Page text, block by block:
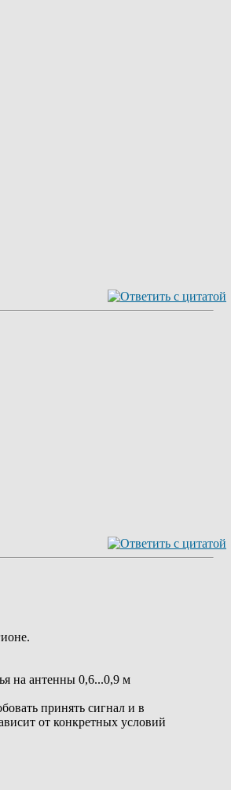
на антенны 0,6...0,9 м
принять сигнал и в
от конкретных условий